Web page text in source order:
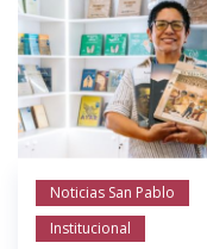
Noticias San Pablo
Institucional